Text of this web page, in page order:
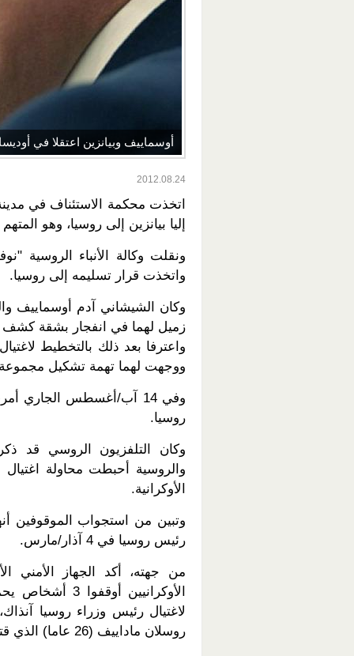
أوسماييف وبيانزين اعتقلا في
2012.08.24
اتخذت محكمة الاستئناف في مدينة
إليا بيانزين إلى روسيا، وهو
ونقلت وكالة الأنباء
واتخذت قرار تسليمه إلى روسيا.
وكان الشيشاني آدم أوسماييف
زميل لهما في انفجار بشقة كشف
واعترفا بعد ذلك بالتخطيط
ووجهت لهما تهمة تشكيل مجموعة
وفي 14 آب/أغسطس
روسيا.
والروسية أحبطت محاولة
الأوكرانية.
وتبين من استجواب الموقوفين
رئيس روسيا في 4 آذار/مارس.
من جهته، أكد الجهاز الأمني
الأوكرانيين
روسلان ماداييف (26 عاما) الذي قتل في التفجير بالشقة، والكازاخي إيليا بيانزين (28 عاما).